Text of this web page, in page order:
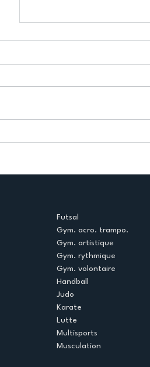
termine la saison en
Futsal
Gym. acro. trampo.
Gym. artistique
Gym. rythmique
Gym. volontaire
Handball
Judo
Karate
Lutte
Multisports
Musculation